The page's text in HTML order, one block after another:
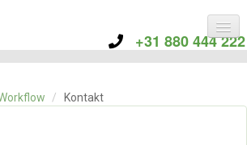
+31 880 444 222
/ Kontakt